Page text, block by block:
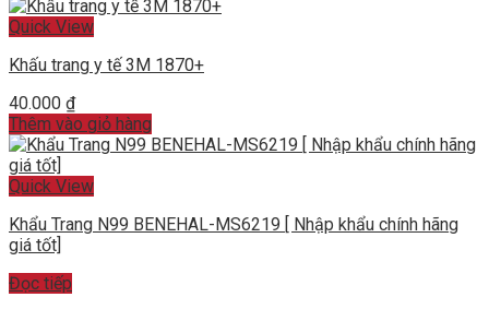
Quick View
Khấu trang y tế 3M 1870+
40.000 ₫
Thêm vào giỏ hàng
Quick View
Khẩu Trang N99 BENEHAL-MS6219 [ Nhập khẩu chính hãng
giá tốt]
Đọc tiếp